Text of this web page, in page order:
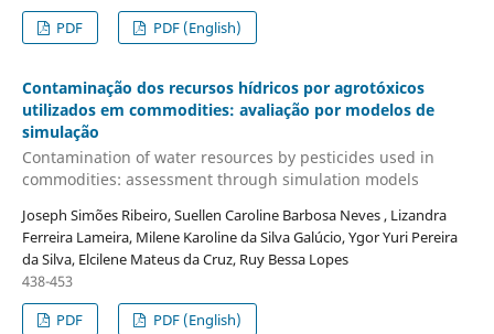
PDF
PDF (English)
Contaminação dos recursos hídricos por agrotóxicos
utilizados em commodities: avaliação por modelos de
simulação
Contamination of water resources by pesticides used in
commodities: assessment through simulation models
Joseph Simões Ribeiro, Suellen Caroline Barbosa Neves , Lizandra
Ferreira Lameira, Milene Karoline da Silva Galúcio, Ygor Yuri Pereira
da Silva, Elcilene Mateus da Cruz, Ruy Bessa Lopes
438-453
PDF
PDF (English)